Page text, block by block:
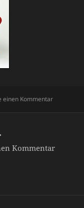
einen Kommentarzu sofa_girl
Kommentar